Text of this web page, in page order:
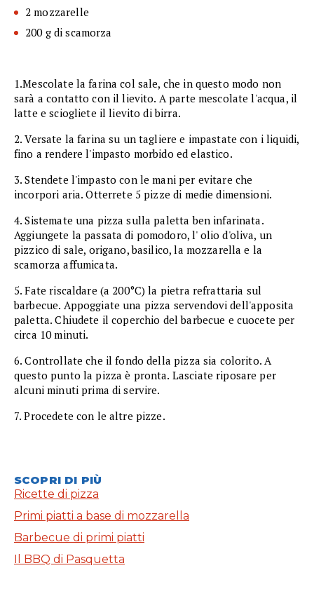
2 mozzarelle
200 g di scamorza
1.Mescolate la farina col sale, che in questo modo non
sarà a contatto con il lievito. A parte mescolate l'acqua, il
latte e sciogliete il lievito di birra.
2. Versate la farina su un tagliere e impastate con i liquidi,
fino a rendere l'impasto morbido ed elastico.
3. Stendete l'impasto con le mani per evitare che
incorpori aria. Otterrete 5 pizze di medie dimensioni.
4. Sistemate una pizza sulla paletta ben infarinata.
Aggiungete la passata di pomodoro, l' olio d'oliva, un
pizzico di sale, origano, basilico, la mozzarella e la
scamorza affumicata.
5. Fate riscaldare (a 200°C) la pietra refrattaria sul
barbecue. Appoggiate una pizza servendovi dell'apposita
paletta. Chiudete il coperchio del barbecue e cuocete per
circa 10 minuti.
6. Controllate che il fondo della pizza sia colorito. A
questo punto la pizza è pronta. Lasciate riposare per
alcuni minuti prima di servire.
7. Procedete con le altre pizze.
SCOPRI DI PIÙ
Ricette di pizza
Primi piatti a base di mozzarella
Barbecue di primi piatti
Il BBQ di Pasquetta